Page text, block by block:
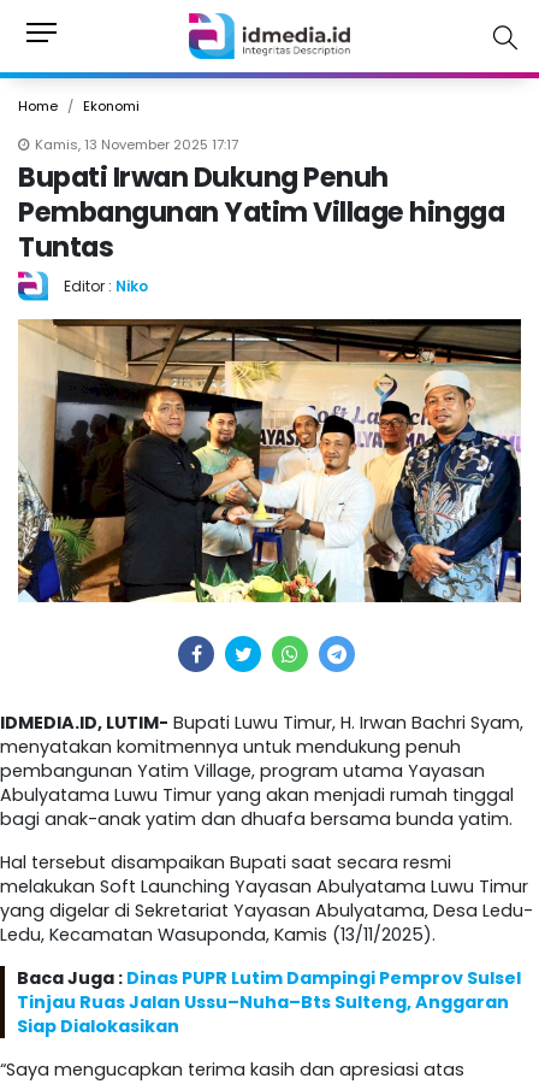
Home
Ekonomi
Kamis, 13 November 2025 17:17
Bupati Irwan Dukung Penuh
Pembangunan Yatim Village hingga
Tuntas
Editor : Niko
IDMEDIA.ID, LUTIM- Bupati Luwu Timur, H. Irwan Bachri Syam,
menyatakan komitmennya untuk mendukung penuh
pembangunan Yatim Village, program utama Yayasan
Abulyatama Luwu Timur yang akan menjadi rumah tinggal
bagi anak-anak yatim dan dhuafa bersama bunda yatim.
Hal tersebut disampaikan Bupati saat secara resmi
melakukan Soft Launching Yayasan Abulyatama Luwu Timur
yang digelar di Sekretariat Yayasan Abulyatama, Desa Ledu-
Ledu, Kecamatan Wasuponda, Kamis (13/11/2025).
Baca Juga : Dinas PUPR Lutim Dampingi Pemprov Sulsel
Tinjau Ruas Jalan Ussu–Nuha–Bts Sulteng, Anggaran
Siap Dialokasikan
“Saya mengucapkan terima kasih dan apresiasi atas